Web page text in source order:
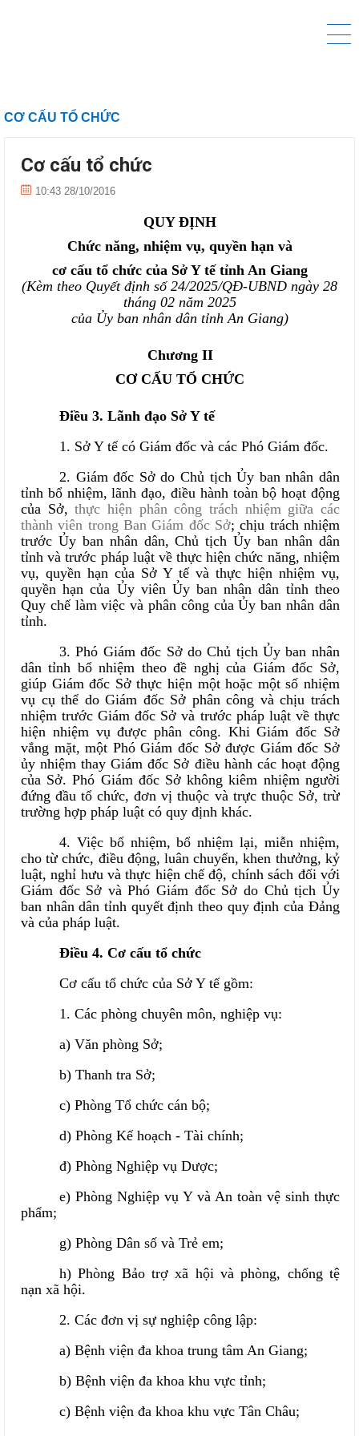
CƠ CẤU TỔ CHỨC
Cơ cấu tổ chức
10:43 28/10/2016
QUY ĐỊNH
Chức năng, nhiệm vụ, quyền hạn và
cơ cấu tổ chức của Sở Y tếtỉnh An Giang
(Kèm theo Quyết định số24/2025/QĐ-UBND ngày 28
tháng02 năm 2025
của Ủy ban nhân dân tỉnh An Giang)
Chương II
CƠ CẤU TỔ CHỨC
Điều 3. Lãnh đạo Sở Y tế
1. Sở Y tếcó Giám đốc và các Phó Giám đốc.
2. Giám đốc Sở do Chủ tịch Ủy ban nhân dân
tỉnh bổ nhiệm,lãnh đạo, điều hành toàn bộ hoạt động
của Sở,thực hiện phân công trách nhiệm giữa các
thành viên trong Ban Giám đốc Sở;chịu trách nhiệm
trước Ủy ban nhân dân, Chủ tịch Ủy ban nhân dân
tỉnh và trước pháp luật về thực hiện chức năng, nhiệm
vụ, quyền hạn của Sở Y tếvà thực hiện nhiệm vụ,
quyền hạn của Ủy viên Ủy ban nhân dân tỉnh theo
Quy chế làm việc và phân công của Ủy ban nhân dân
tỉnh.
3. Phó Giám đốc Sở do Chủ tịch Ủy ban nhân
dân tỉnh bổ nhiệm theo đề nghị của Giám đốc Sở,
giúp Giám đốc Sở thực hiện một hoặc một số nhiệm
vụ cụ thể do Giám đốc Sở phân công và chịu trách
nhiệm trước Giám đốc Sở và trước pháp luật về thực
hiện nhiệm vụ được phân công. Khi Giám đốc Sở
vắng mặt, một Phó Giám đốc Sở được Giám đốc Sở
ủy nhiệm thay Giám đốc Sở điều hành các hoạt động
của Sở. Phó Giám đốc Sở không kiêm nhiệm người
đứng đầu tổ chức, đơn vị thuộc và trực thuộc Sở, trừ
trường hợp pháp luật có quy định khác.
4. Việc bổ nhiệm, bổ nhiệm lại, miễn nhiệm,
cho từ chức, điều động, luân chuyển, khen thưởng, kỷ
luật, nghỉ hưu và thực hiện chế độ, chính sách đối với
Giám đốc Sở và Phó Giám đốc Sở do Chủ tịch Ủy
ban nhân dân tỉnh quyết định theo quy định của Đảng
và của pháp luật.
Điều 4. Cơ cấu tổ chức
Cơ cấu tổ chức của Sở Y tếgồm:
1. Các phòng chuyên môn, nghiệp vụ:
a) Văn phòng Sở;
b) Thanh tra Sở;
c) Phòng Tổ chức cán bộ;
d) Phòng Kế hoạch - Tài chính;
đ) Phòng Nghiệp vụ Dược;
e) Phòng Nghiệp vụ Y và An toàn vệ sinh thực
phẩm;
g) Phòng Dân số và Trẻ em;
h)Phòng Bảo trợ xã hội và phòng, chống tệ
nạn xã hội.
2. Các đơn vị sự nghiệp công lập:
a) Bệnh viện đa khoa trung tâm An Giang;
b) Bệnh viện đa khoa khu vực tỉnh;
c) Bệnh viện đa khoa khu vực Tân Châu;